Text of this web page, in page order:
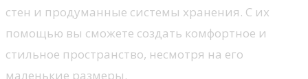
стен и продуманные системы хранения. С их
помощью вы сможете создать комфортное и
стильное пространство, несмотря на его
маленькие размеры.